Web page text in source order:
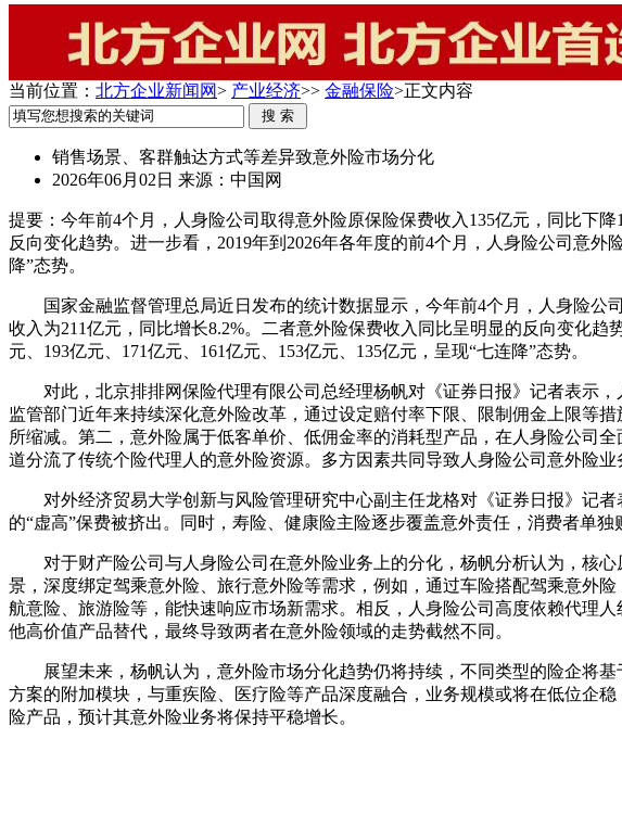
当前位置： 北方企业新闻网> 产业经济>> 金融保险>正文内容
销售场景、客群触达方式等差异致意外险市场分化
2026年06月02日 来源：中国网
提要： 今年前4个月，人身险公司取得意外险原保险保费收入135亿元，同比下
反向变化趋势。进一步看，2019年到2026年各年度的前4个月，人身险公司意外
降”态势。
国家金融监督管理总局近日发布的统计数据显示，今年前4个月，人身险公
收入为211亿元，同比增长8.2%。二者意外险保费收入同比呈明显的反向变化
元、193亿元、171亿元、161亿元、153亿元、135亿元，呈现“七连降”态势。
对此，北京排排网保险代理有限公司总经理杨帆对《证券日报》记者表示
监管部门近年来持续深化意外险改革，通过设定赔付率下限、限制佣金上限等
所缩减。第二，意外险属于低客单价、低佣金率的消耗型产品，在人身险公司
道分流了传统个险代理人的意外险资源。多方因素共同导致人身险公司意外险业
对外经济贸易大学创新与风险管理研究中心副主任龙格对《证券日报》记
的“虚高”保费被挤出。同时，寿险、健康险主险逐步覆盖意外责任，消费者单独
对于财产险公司与人身险公司在意外险业务上的分化，杨帆分析认为，核
景，深度绑定驾乘意外险、旅行意外险等需求，例如，通过车险搭配驾乘意外
航意险、旅游险等，能快速响应市场新需求。相反，人身险公司高度依赖代理
他高价值产品替代，最终导致两者在意外险领域的走势截然不同。
展望未来，杨帆认为，意外险市场分化趋势仍将持续，不同类型的险企将
方案的附加模块，与重疾险、医疗险等产品深度融合，业务规模或将在低位企
险产品，预计其意外险业务将保持平稳增长。